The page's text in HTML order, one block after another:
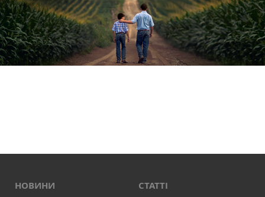
НОВИНИ СТАТТІ